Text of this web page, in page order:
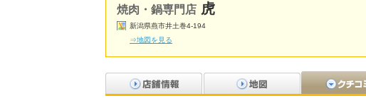
焼肉・鍋専門店 虎
新潟県燕市井土巻4-194
⇒地図を見る